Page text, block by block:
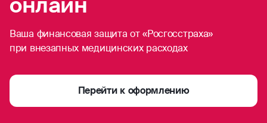
онлайн
Ваша финансовая защита от «Росгосстраха»
при внезапных медицинских расходах
Перейти к оформлению